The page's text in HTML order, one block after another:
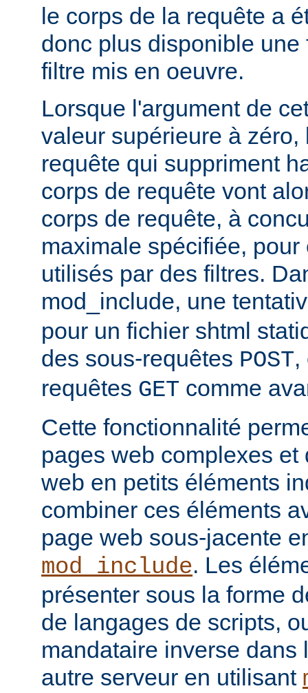
le corps de la requête a
donc plus disponible
filtre mis en oeuvre.
Lorsque l'argument de
valeur supérieure à
requête qui suppriment
corps de requête vont
corps de requête, à
maximale spécifiée,
utilisés par des filtres.
mod_include, une
pour un fichier shtml
des sous-requêtes POST,
requêtes GET comme
Cette fonctionnalité
pages web complexes
web en petits éléments
combiner ces éléments
page web sous-jacente
mod_include. Les
présenter sous la forme
de langages de scripts,
mandataire inverse dans
autre serveur en utilisant